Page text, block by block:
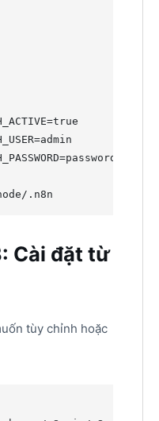
.n8n
Cài đặt từ
tùy chỉnh hoặc